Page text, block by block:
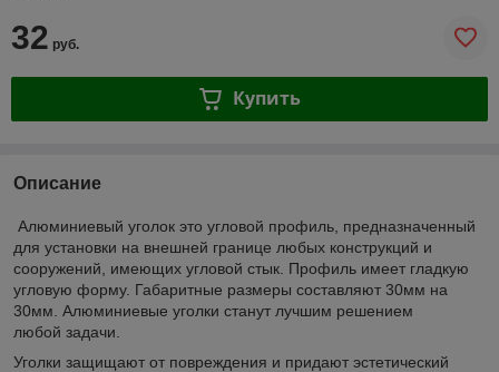
32 руб.
Купить
Описание
Алюминиевый уголок это угловой профиль, предназначенный
для установки на внешней границе любых конструкций и
сооружений, имеющих угловой стык. Профиль имеет гладкую
угловую форму. Габаритные размеры составляют 30мм на
30мм. Алюминиевые уголки станут лучшим решением
любой задачи.
Уголки защищают от повреждения и придают эстетический